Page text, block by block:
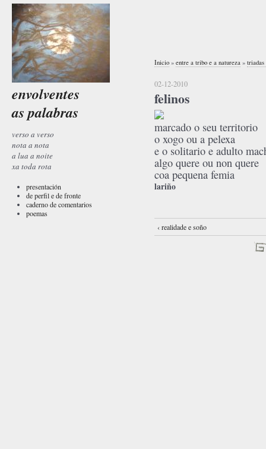
envolventes
as palabras
verso a verso
nota a nota
a lua a noite
xa toda rota
presentación
de perfil e de fronte
caderno de comentarios
poemas
Inicio » entre a tribo e a natureza » triadas
02-12-2010
felinos
marcado o seu territorio
o xogo ou a pelexa
e o solitario e adulto
algo quere ou non quere
coa pequena femia
lariño
‹ realidade e soño